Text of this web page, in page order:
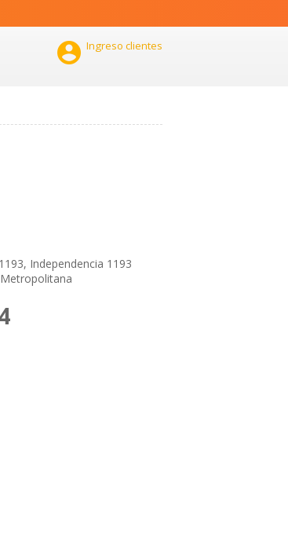
 Ingreso clientes
Independencia 1193